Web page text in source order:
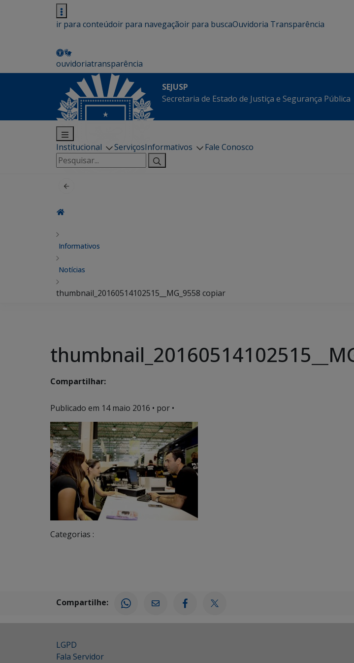
ir para conteúdoir para navegaçãoir para buscaOuvidoria Transparência
ouvidoriatransparência
SEJUSP
Secretaria de Estado de Justiça e Segurança Pública
Institucional ServiçosInformativos
Fale Conosco
Pesquisar
por:
Informativos
Notícias
thumbnail_20160514102515__MG_9558 copiar
Compartilhar:
Publicado em 14 maio 2016 • por •
Categorias :
Compartilhe:
LGPD
Fala Servidor